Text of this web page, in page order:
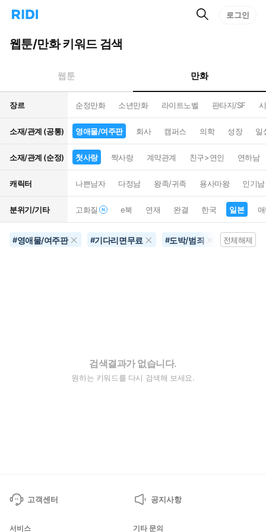
리
홈
으
턴
트
검
로그인
웹툰/만화 키워드 검색
웹툰 만화
장르 순정만화 소년만화 라이트노벨 판타지/SF
소재/관계 (공통) 영애물/여주판 회사 캠퍼스 의학 성장 일
소재/관계 (순정) 첫사랑 짝사랑 계약관계 친구>연인 연하남
캐릭터 나쁜남자 다정남 왕족/귀족 용사마왕 인기남
분위기/기타 고화질 e북 연재 완결 한국 일본
#영애물/여주판 #기다리면무료 #도박/범죄 #첫사랑
전체해제
검색결과가 없습니다.
원하는 키워드를 다시 검색해 보세요.
고객센터 공지사항
서비스 기타 문의